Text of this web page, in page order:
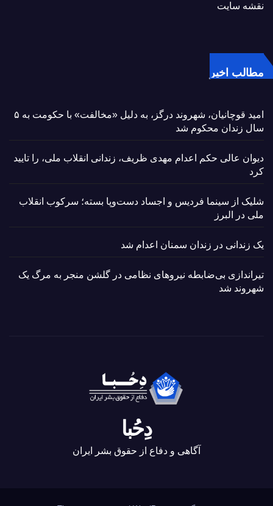
نقشه سایت
مطالب اخیر
امید قوچانیان، شهروند درگز، به دلیل «مخالفت» با حکومت به ۵
سال زندان محکوم شد
دیوان عالی حکم اعدام مهدی ظریف، زندانی انقلاب ملی، را تایید
کرد
شلیک از سینما فردیس و اجساد دست‌وپا بسته؛ سرکوب انقلاب
ملی در البرز
یک زندانی در زندان سمنان اعدام شد
تیراندازی بی‌ضابطه نیروهای نظامی در گلشن منجر به مرگ یک
شهروند شد
دِحُبا
آگاهی و دفاع از حقوق بشر ایران